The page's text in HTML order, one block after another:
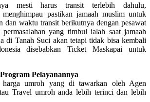
mesti harus transit terlebih dahulu,
menghimpau pastikan jamaah muslim untuk
dan waktu transit berikutnya dengan pesawat
yang timbul ialah saat jamaah
di Tanah Suci akan tetapi tidak bisa kembali
disebabkan Ticket Maskapai untuk
Pelayanannya
harga umroh yang di tawarkan oleh Agen
Travel umroh anda lebih terinci dan lebih